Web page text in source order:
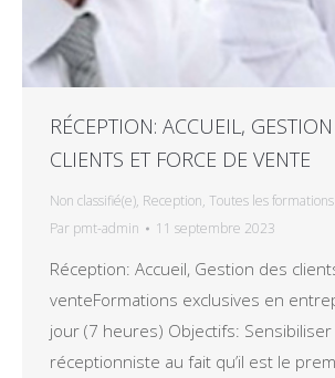
RÉCEPTION: ACCUEIL,
CLIENTS ET FORCE DE VENTE
Non classifié(e), Reception, Toutes les formations
Par pmt-admin 11 septembre 2023
Réception: Accueil, Gestion des
venteFormations exclusives en
jour (7 heures) Objectifs: Sensibiliser
réceptionniste au fait qu’il est le